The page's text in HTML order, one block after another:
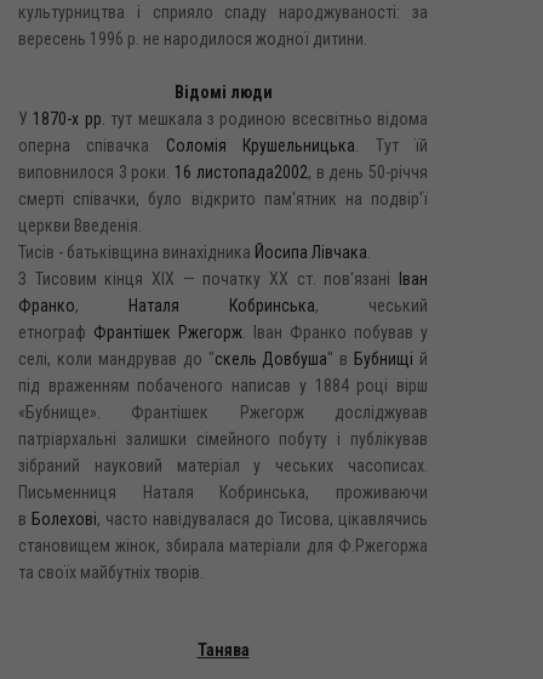
культурництва і сприяло спаду народжуваності: за
вересень 1996 р. не народилося жодної дитини.
Відомі люди
У 1870-х рр. тут мешкала з родиною всесвітньо відома
оперна співачка Соломія Крушельницька . Тут їй
виповнилося 3 роки. 16 листопада2002, в день 50-річчя
смерті співачки, було відкрито пам'ятник на подвір'ї
церкви Введенія.
Тисів - батьківщина винахідника Йосипа Лівчака
З Тисовим кінця XIX — початку XX ст. пов'язані
Іван
Франко, Наталя Кобринська, чеський
етнограф Франтішек Ржегорж . Іван Франко побував у
селі, коли мандрував до "скель Довбуша" в Бубнищі й
під враженням побаченого написав у 1884 році вірш
«Бубнище». Франтішек Ржегорж досліджував
патріархальні залишки сімейного побуту і публікував
зібраний науковий матеріал у чеських часописах.
Письменниця Наталя Кобринська, проживаючи
в Болехові, часто навідувалася до Тисова, цікавлячись
становищем жінок, збирала матеріали для Ф.Ржегоржа
та своїх майбутніх творів.
Танява